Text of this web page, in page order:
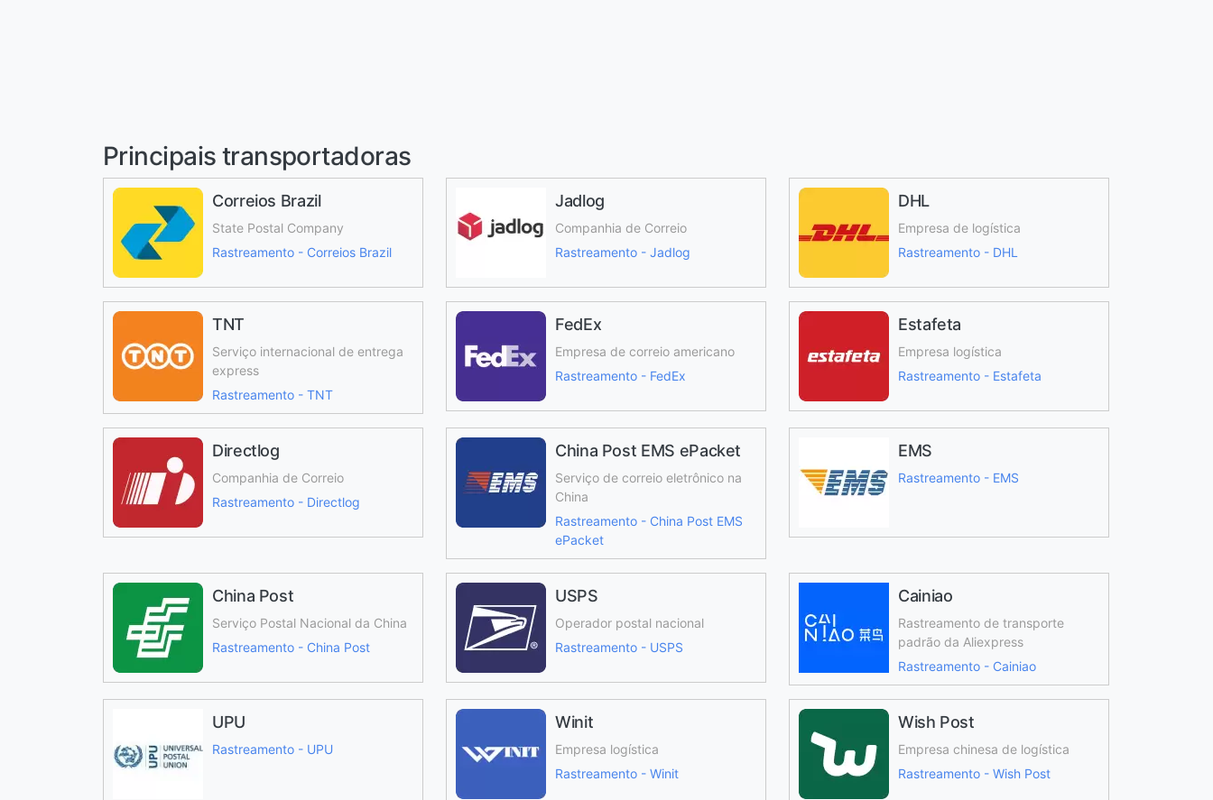
Principais transportadoras
Correios Brazil
State Postal Company
Rastreamento - Correios Brazil
Jadlog
Companhia de Correio
Rastreamento - Jadlog
DHL
Empresa de logística
Rastreamento - DHL
TNT
Serviço internacional de entrega
express
Rastreamento - TNT
FedEx
Empresa de correio americano
Rastreamento - FedEx
Estafeta
Empresa logística
Rastreamento - Estafeta
Directlog
Companhia de Correio
Rastreamento - Directlog
China Post EMS ePacket
Serviço de correio eletrônico na
China
Rastreamento - China Post EMS
ePacket
EMS
Rastreamento - EMS
China Post
Serviço Postal Nacional da China
Rastreamento - China Post
USPS
Operador postal nacional
Rastreamento - USPS
Cainiao
Rastreamento de transporte
padrão da Aliexpress
Rastreamento - Cainiao
UPU
Rastreamento - UPU
Winit
Empresa logística
Rastreamento - Winit
Wish Post
Empresa chinesa de logística
Rastreamento - Wish Post